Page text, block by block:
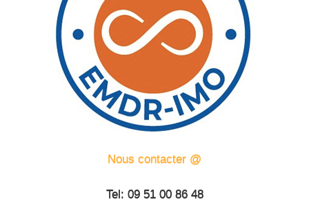
Nous contacter @
Tel: 09 51 00 86 48